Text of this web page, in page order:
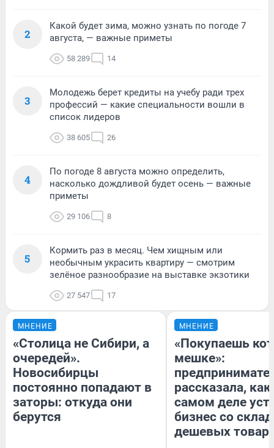
2
Какой будет зима, можно узнать по погоде 7
августа, — важные приметы
58 289 14
3
Молодежь берет кредиты на учебу ради трех
профессий — какие специальности вошли в
список лидеров
38 605 26
4
По погоде 8 августа можно определить,
насколько дождливой будет осень — важные
приметы
29 106 8
5
Кормить раз в месяц. Чем хищным или
необычным украсить квартиру — смотрим
зелёное разнообразие на выставке экзотики
27 547 17
МНЕНИЕ
«Столица не Сибири, а
очередей».
Новосибирцы
постоянно попадают в
заторы: откуда они
берутся
МНЕНИЕ
«Покупаешь
мешке»:
рассказала, как
самом деле
бизнес со
дешевых